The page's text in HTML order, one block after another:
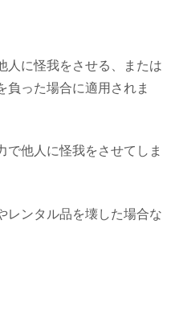
人に怪我をさせる、または
負った場合に適用されま
で他人に怪我をさせてしま
レンタル品を壊した場合な